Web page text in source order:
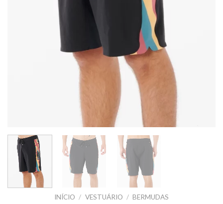
INÍCIO / VESTUÁRIO / BERMUDAS